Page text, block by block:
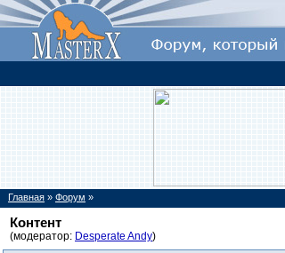
Главная » Форум »
Контент
(модератор: Desperate Andy)